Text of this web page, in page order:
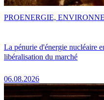
La pénurie d'énergie nucléaire
libéralisation du marché
06.08.2026
PROENERGIE,